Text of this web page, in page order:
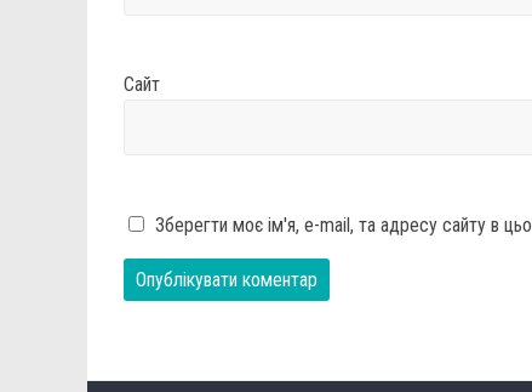
Сайт
Зберегти моє ім'я, e-mail, та адресу сайту в